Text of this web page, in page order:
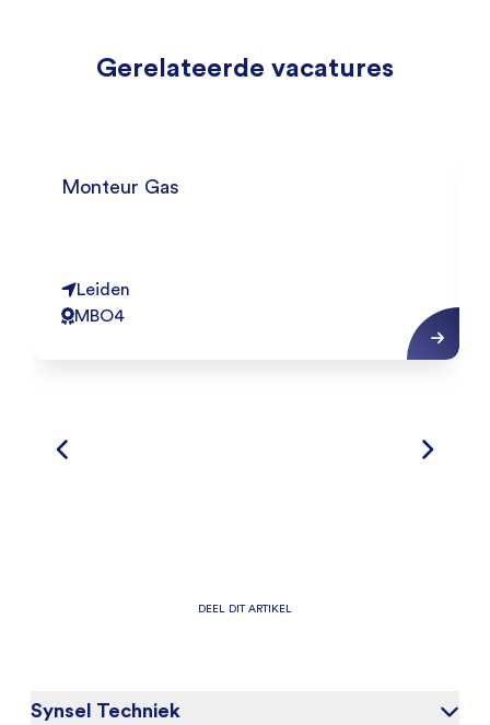
Gerelateerde vacatures
Monteur Gas
Leiden
MBO4
DEEL DIT ARTIKEL
Synsel Techniek